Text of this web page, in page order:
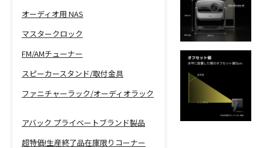
オーディオ用 NAS
マスタークロック
FM/AMチューナー
スピーカースタンド/取付金具
ファニチャーラック/オーディオラック
アバック プライベートブランド製品
超特価!生産終了品在庫限りコーナー